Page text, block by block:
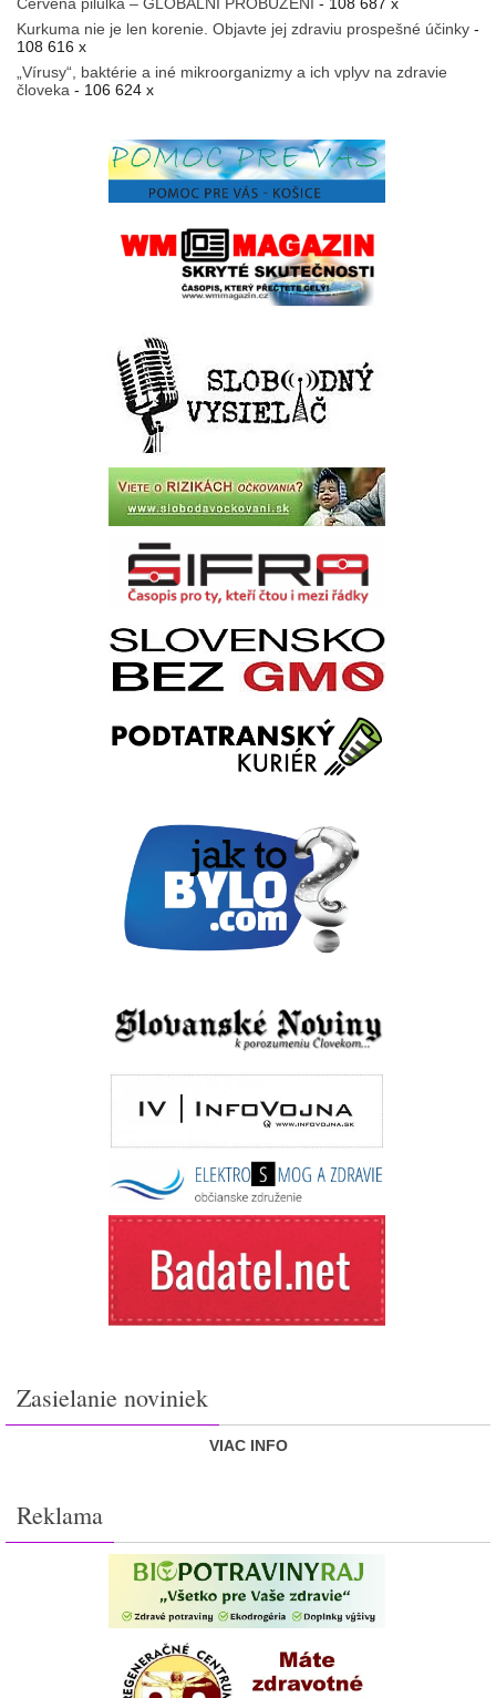
Kurkuma nie je len korenie. Objavte jej zdraviu prospešné účinky -
108 616 x
„Vírusy“, baktérie a iné mikroorganizmy a ich vplyv na zdravie
človeka - 106 624 x
Zasielanie noviniek
VIAC INFO
Reklama